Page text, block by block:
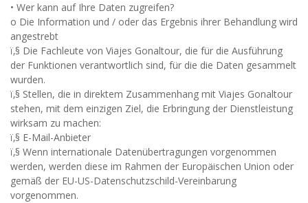
• Wer kann auf Ihre Daten zugreifen?
o Die Information und / oder das Ergebnis ihrer Behandlung wird
angestrebt
ï‚§ Die Fachleute von Viajes Gonaltour, die für die Ausführung
der Funktionen verantwortlich sind, für die die Daten gesammelt
wurden.
ï‚§ Stellen, die in direktem Zusammenhang mit Viajes Gonaltour
stehen, mit dem einzigen Ziel, die Erbringung der Dienstleistung
wirksam zu machen:
ï‚§ E-Mail-Anbieter
ï‚§ Wenn internationale Datenübertragungen vorgenommen
werden, werden diese im Rahmen der Europäischen Union oder
gemäß der EU-US-Datenschutzschild-Vereinbarung
vorgenommen.